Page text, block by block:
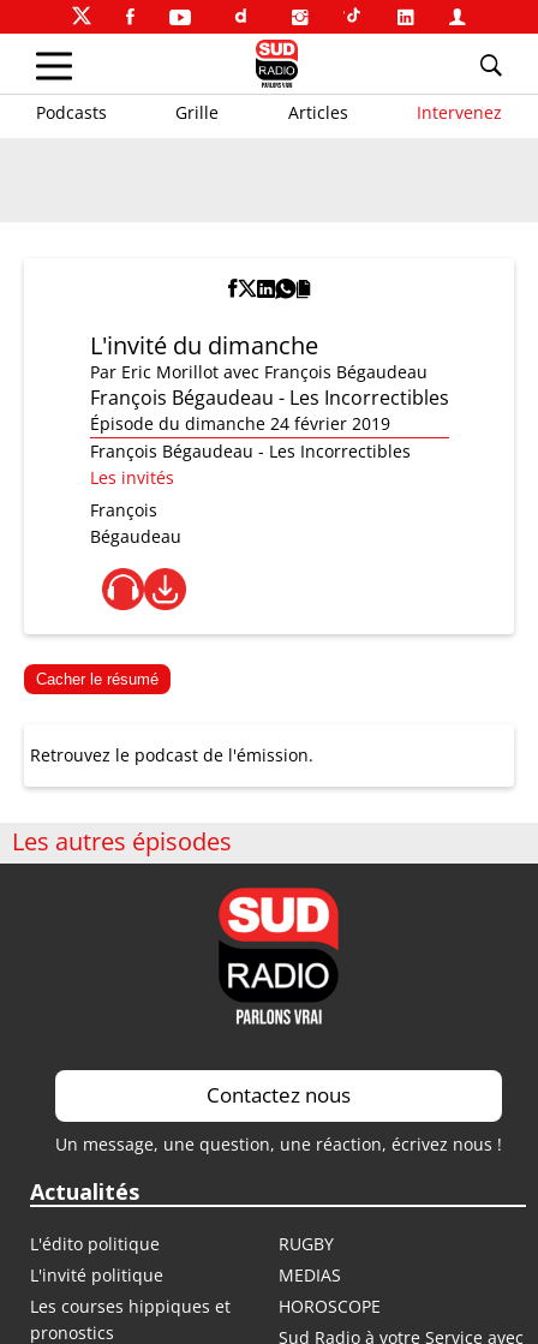
Podcasts Grille Articles Intervenez
L'invité du dimanche
Par Eric Morillot avec François Bégaudeau
François Bégaudeau - Les Incorrectibles
Épisode du dimanche 24 février 2019
François Bégaudeau - Les Incorrectibles
Les invités
François
Bégaudeau
Cacher le résumé
Retrouvez le podcast de l'émission.
Les autres épisodes
Contactez nous
Un message, une question, une réaction, écrivez nous !
Actualités
L'édito politique
RUGBY
L'invité politique
MEDIAS
Les courses hippiques et
pronostics
HOROSCOPE
Sud Radio à votre Service avec